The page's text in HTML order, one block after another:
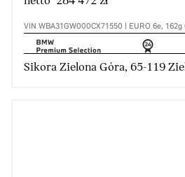
VIN WBA31GW000CX71550 | EURO 6e,
Sikora Zielona Góra, 65-119